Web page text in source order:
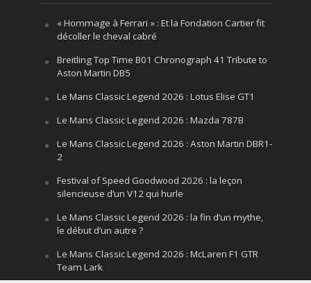
« Hommage à Ferrari » : Et la Fondation Cartier fit
décoller le cheval cabré
Breitling Top Time B01 Chronograph 41 Tribute to
Aston Martin DB5
Le Mans Classic Legend 2026 : Lotus Elise GT1
Le Mans Classic Legend 2026 : Mazda 787B
Le Mans Classic Legend 2026 : Aston Martin DBR1-
2
Festival of Speed Goodwood 2026 : la leçon
silencieuse d’un V12 qui hurle
Le Mans Classic Legend 2026 : la fin d’un mythe,
le début d’un autre ?
Le Mans Classic Legend 2026 : McLaren F1 GTR
Team Lark